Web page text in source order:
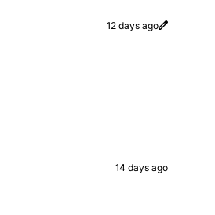
12 days ago
14 days ago